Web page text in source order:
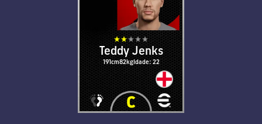
Teddy Jenks
191cm82kgIdade: 22